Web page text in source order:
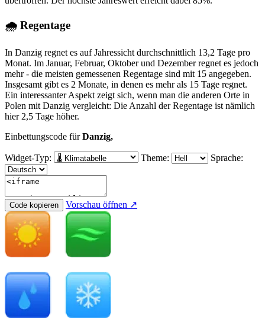
🌧 Regentage
In Danzig regnet es auf Jahressicht durchschnittlich 13,2 Tage pro
Monat. Im Januar, Februar, Oktober und Dezember regnet es jedoch
mehr - die meisten gemessenen Regentage sind mit 15 angegeben.
Insgesamt gibt es 2 Monate, in denen es mehr als 15 Tage regnet.
Ein interessanter Aspekt zeigt sich, wenn man die anderen Orte in
Polen mit Danzig vergleicht: Die Anzahl der Regentage ist nämlich
hier 2,5 Tage höher.
Einbettungscode fürDanzig,
Widget-Typ: Theme: Sprache:
Code kopieren Vorschau öffnen ↗